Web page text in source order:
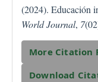
(2024). Educación
World Journal, 7
More Citation
Download